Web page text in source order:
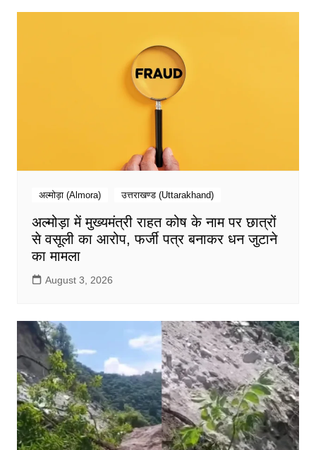
अल्मोड़ा (Almora) उत्तराखण्ड (Uttarakhand)
अल्मोड़ा में मुख्यमंत्री राहत कोष के नाम पर छात्रों
से वसूली का आरोप, फर्जी पत्र बनाकर धन जुटाने
का मामला
August 3, 2026